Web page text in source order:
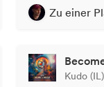
Zu einer
Kudo (IL)